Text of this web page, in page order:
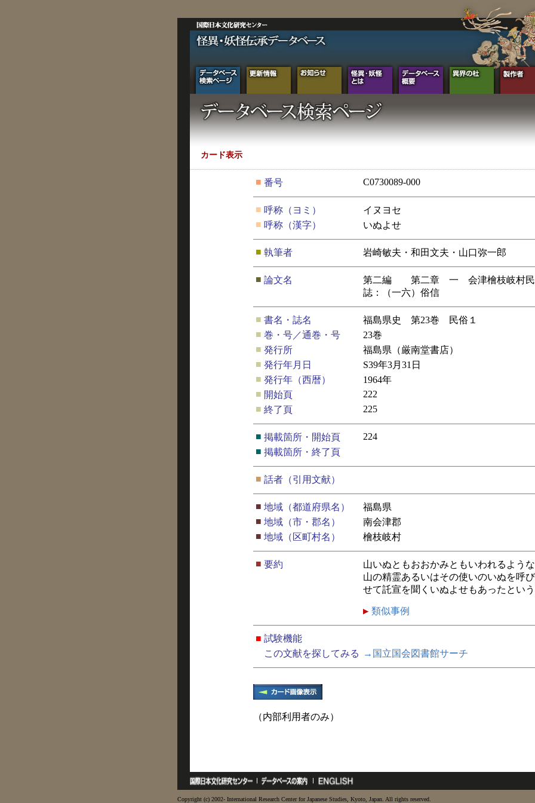
カード表示
■ 番号 C0730089-000
■ 呼称（ヨミ）
イヌヨセ
■ 呼称（漢字） いぬよせ
■ 執筆者 岩崎敏夫・和田文夫・山口弥一郎
■ 論文名
第二編 第二章 一 会津檜枝岐村民
誌：（一六）俗信
■ 書名・誌名
福島県史 第23巻 民俗１
■ 巻・号／通巻・号
23巻
■ 発行所
福島県（厳南堂書店）
■ 発行年月日
S39年3月31日
■ 発行年（西暦）
1964年
■ 開始頁
222
■ 終了頁 225
■ 掲載箇所・開始頁
224
■ 掲載箇所・終了頁
■ 話者（引用文献）
■ 地域（都道府県名）
福島県
■ 地域（市・郡名）
南会津郡
■ 地域（区町村名） 檜枝岐村
■ 要約
山いぬともおおかみともいわれるよう
山の精霊あるいはその使いのいぬを呼
せて託宣を聞くいぬよせもあったとい
類似事例
■ 試験機能
この文献を探してみる
→国立国会図書館サーチ
（内部利用者のみ）
Copyright (c) 2002- International Research Center for Japanese Studies, Kyoto, Japan. All rights reserved.